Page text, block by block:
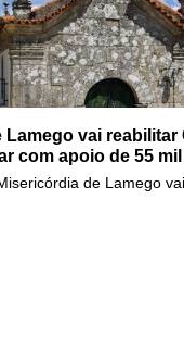
Lamego vai reabilitar
com apoio de 55
de Lamego